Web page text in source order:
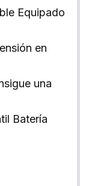
Equipado
en
una
Batería